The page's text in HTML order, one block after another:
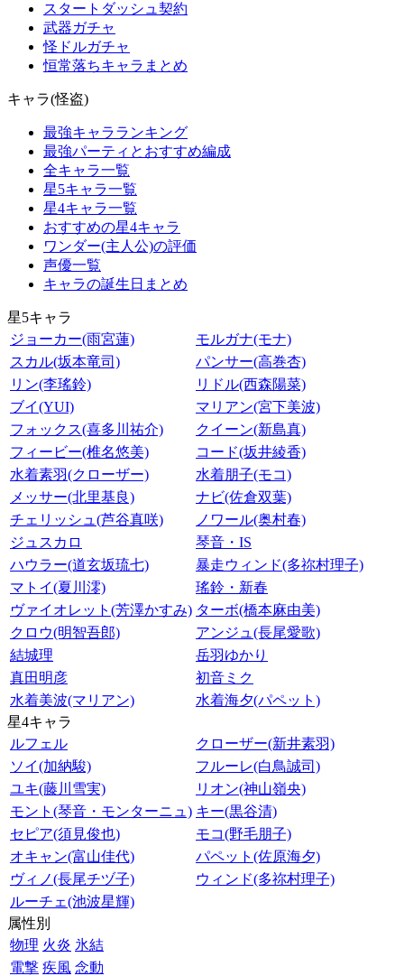
スタートダッシュ契約
武器ガチャ
怪ドルガチャ
恒常落ちキャラまとめ
キャラ(怪盗)
最強キャラランキング
最強パーティとおすすめ編成
全キャラ一覧
星5キャラ一覧
星4キャラ一覧
おすすめの星4キャラ
ワンダー(主人公)の評価
声優一覧
キャラの誕生日まとめ
星5キャラ
ジョーカー(雨宮蓮)
モルガナ(モナ)
スカル(坂本竜司)
パンサー(高巻杏)
リン(李瑤鈴)
リドル(西森陽菜)
ブイ(YUI)
マリアン(宮下美波)
フォックス(喜多川祐介)
クイーン(新島真)
フィービー(椎名悠美)
コード(坂井綾香)
水着素羽(クローザー)
水着朋子(モコ)
メッサー(北里基良)
ナビ(佐倉双葉)
チェリッシュ(芦谷真咲)
ノワール(奥村春)
ジュスカロ
琴音・IS
ハウラー(道玄坂琉七)
暴走ウィンド(多祢村理子)
マトイ(夏川澪)
瑤鈴・新春
ヴァイオレット(芳澤かすみ) ターボ(橋本麻由美)
クロウ(明智吾郎)
アンジュ(長尾愛歌)
結城理
岳羽ゆかり
真田明彦
初音ミク
水着美波(マリアン)
水着海夕(パペット)
星4キャラ
ルフェル
クローザー(新井素羽)
ソイ(加納駿)
フルーレ(白鳥誠司)
ユキ(藤川雪実)
リオン(神山嶺央)
モント(琴音・モンターニュ) キー(黒谷清)
セピア(須見俊也)
モコ(野毛朋子)
オキャン(富山佳代)
パペット(佐原海夕)
ヴィノ(長尾チヅ子)
ウィンド(多祢村理子)
ルーチェ(池波星輝)
属性別
物理 火炎 氷結
電撃 疾風 念動